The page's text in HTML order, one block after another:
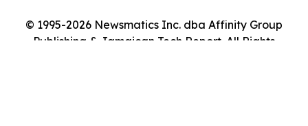
© 1995-2026 Newsmatics Inc. dba Affinity Group
Publishing & Jamaican Tech Report. All Rights